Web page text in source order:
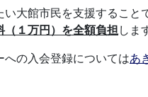
大館市民を支援すること
（１万円）を全額負担し
の入会登録についてはあ